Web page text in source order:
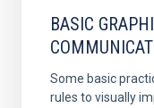
BASIC
Some basic
rules to visually